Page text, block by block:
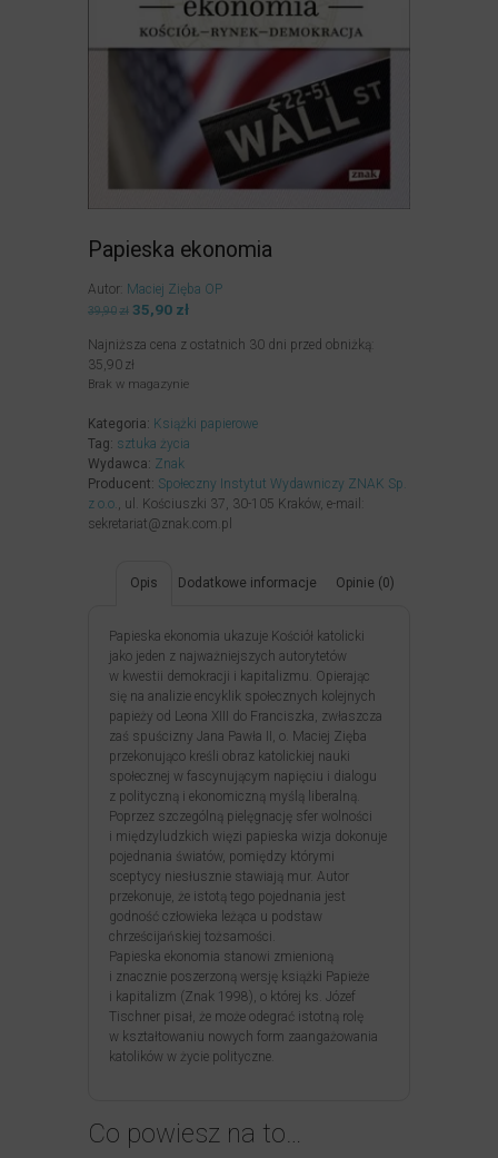
Papieska ekonomia
Autor: Maciej Zięba OP
39,90zł Pierwotna
wynosiła:
39,90zł.
35,90 złAktualna
wynosi:
Najniższa cena z ostatnich 30 dni przed obniżką:
35,90 zł
Brak w magazynie
Kategoria: Książki papierowe
Tag: sztuka życia
Wydawca: Znak
Producent: Społeczny Instytut Wydawniczy ZNAK Sp.
z o.o., ul. Kościuszki 37, 30-105 Kraków, e-mail:
sekretariat@znak.com.pl
Opis Dodatkowe informacje Opinie (0)
Papieska ekonomia ukazuje Kościół katolicki
jako jeden z najważniejszych autorytetów
w kwestii demokracji i kapitalizmu. Opierając
się na analizie encyklik społecznych kolejnych
papieży od Leona XIII do Franciszka, zwłaszcza
zaś spuścizny Jana Pawła II, o. Maciej Zięba
przekonująco kreśli obraz katolickiej nauki
społecznej w fascynującym napięciu i dialogu
z polityczną i ekonomiczną myślą liberalną.
Poprzez szczególną pielęgnację sfer wolności
i międzyludzkich więzi papieska wizja dokonuje
pojednania światów, pomiędzy którymi
sceptycy niesłusznie stawiają mur. Autor
przekonuje, że istotą tego pojednania jest
godność człowieka leżąca u podstaw
chrześcijańskiej tożsamości.
Papieska ekonomia stanowi zmienioną
i znacznie poszerzoną wersję książki Papieże
i kapitalizm (Znak 1998), o której ks. Józef
Tischner pisał, że może odegrać istotną rolę
w kształtowaniu nowych form zaangażowania
katolików w życie polityczne.
Co powiesz na to…